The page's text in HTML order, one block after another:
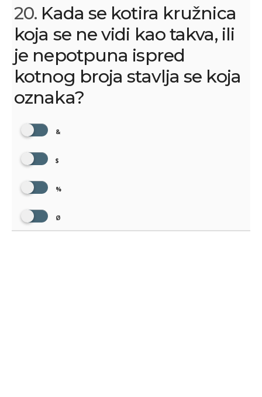
20. Kada se kotira kružnica
koja se ne vidi kao takva, ili
je nepotpuna ispred
kotnog broja stavlja se koja
oznaka?
&
$
%
Ø